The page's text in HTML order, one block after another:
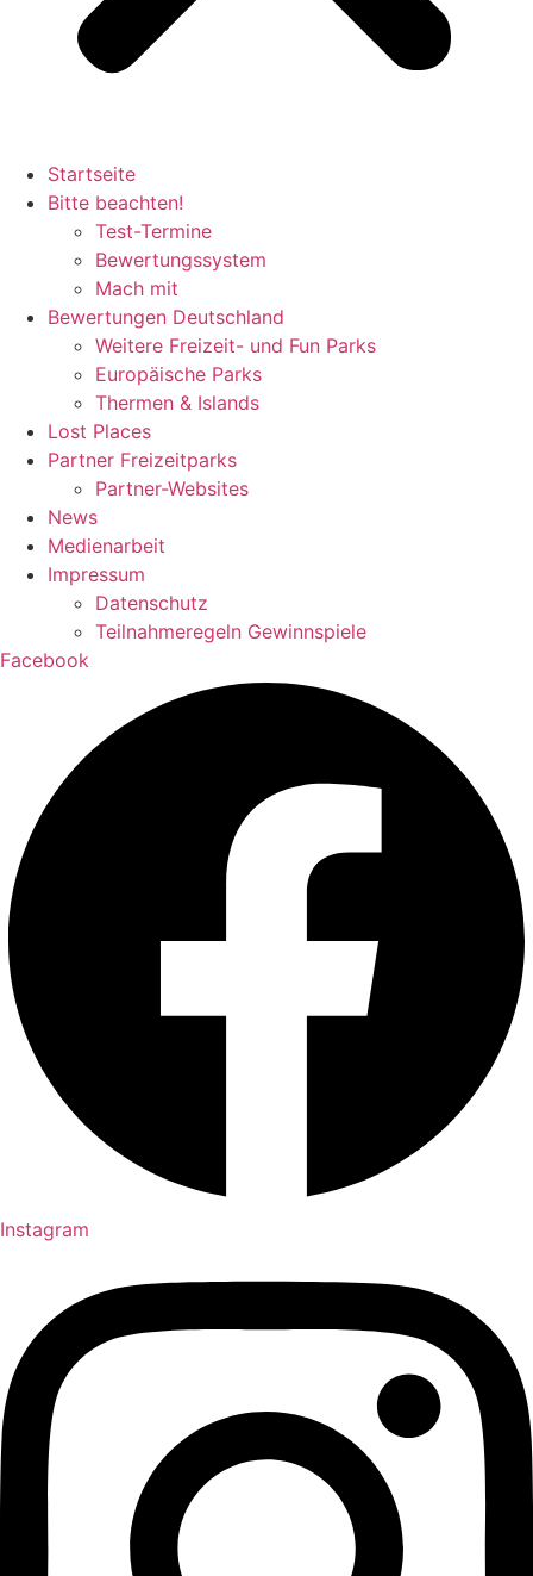
Startseite
Bitte beachten!
Test-Termine
Bewertungssystem
Mach mit
Bewertungen Deutschland
Weitere Freizeit- und Fun Parks
Europäische Parks
Thermen & Islands
Lost Places
Partner Freizeitparks
Partner-Websites
News
Medienarbeit
Impressum
Datenschutz
Teilnahmeregeln Gewinnspiele
Facebook
Instagram